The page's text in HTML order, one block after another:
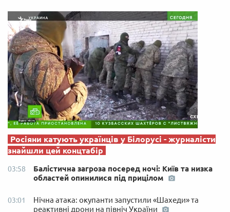
Росіяни катують українців у Білорусі - журналісти
знайшли цей концтабір
03:58
Балістична загроза посеред ночі: Київ та низка
областей опинилися під прицілом
03:01
Нічна атака: окупанти запустили «Шахеди» та
реактивні дрони на північ України